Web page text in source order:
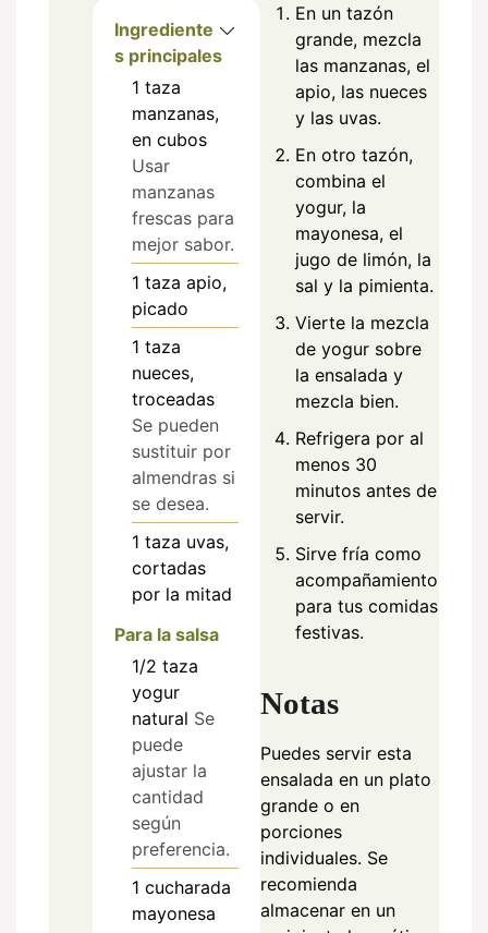
Ingrediente
s principales
1 taza
manzanas,
en cubos
Usar
manzanas
frescas para
mejor sabor.
1 taza apio,
picado
1 taza
nueces,
troceadas
Se pueden
sustituir por
almendras si
se desea.
1 taza uvas,
cortadas
por la mitad
Para la salsa
1/2 taza
yogur
natural Se
puede
ajustar la
cantidad
según
preferencia.
1 cucharada
mayonesa
En un tazón
grande, mezcla
las manzanas, el
apio, las nueces
y las uvas.
En otro tazón,
combina el
yogur, la
mayonesa, el
jugo de limón, la
sal y la pimienta.
Vierte la mezcla
de yogur sobre
la ensalada y
mezcla bien.
Refrigera por al
menos 30
minutos antes de
servir.
Sirve fría como
acompañamiento
para tus comidas
festivas.
Notas
Puedes servir esta
ensalada en un plato
grande o en
porciones
individuales. Se
recomienda
almacenar en un